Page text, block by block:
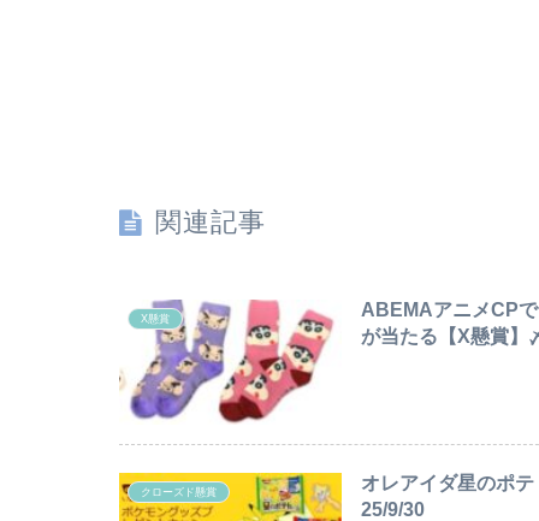
関連記事
X懸賞
ABEMAアニメCP
が当たる【X懸賞】
クローズド懸賞
オレアイダ星のポ
25/9/30